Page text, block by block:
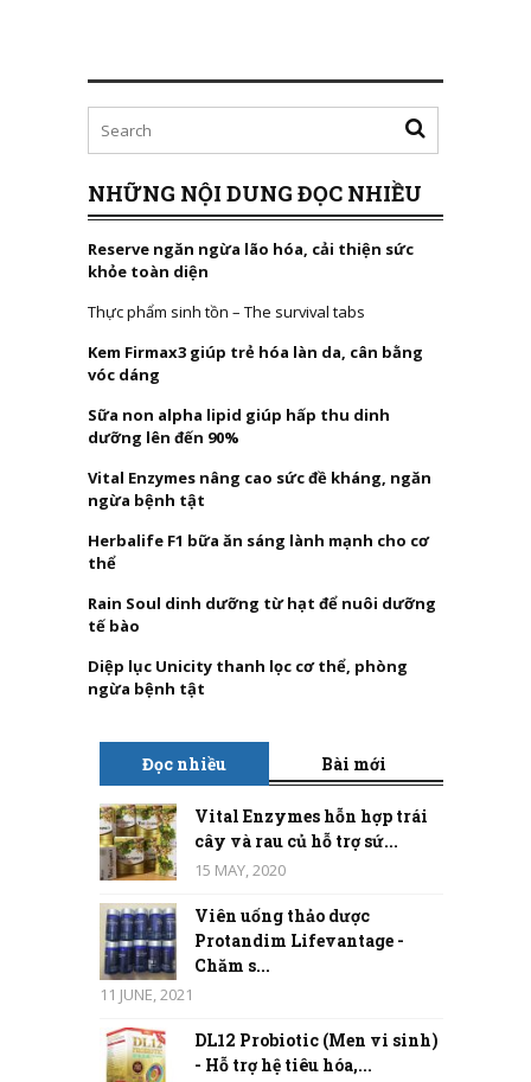
NHỮNG NỘI DUNG ĐỌC NHIỀU
Reserve ngăn ngừa lão hóa, cải thiện sức
khỏe toàn diện
Thực phẩm sinh tồn – The survival tabs
Kem Firmax3 giúp trẻ hóa làn da, cân bằng
vóc dáng
Sữa non alpha lipid giúp hấp thu dinh
dưỡng lên đến 90%
Vital Enzymes nâng cao sức đề kháng, ngăn
ngừa bệnh tật
Herbalife F1 bữa ăn sáng lành mạnh cho cơ
thể
Rain Soul dinh dưỡng từ hạt để nuôi dưỡng
tế bào
Diệp lục Unicity thanh lọc cơ thể, phòng
ngừa bệnh tật
Đọc nhiều Bài mới
Vital Enzymes hỗn hợp trái
cây và rau củ hỗ trợ sứ...
15 MAY, 2020
Viên uống thảo dược
Protandim Lifevantage -
Chăm s...
11 JUNE, 2021
DL12 Probiotic (Men vi sinh)
- Hỗ trợ hệ tiêu hóa,...